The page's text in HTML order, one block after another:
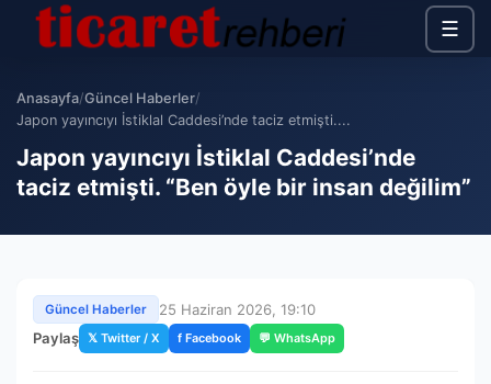
☰
Anasayfa/Güncel Haberler/
Japon yayıncıyı İstiklal Caddesi’nde taciz etmişti....
Japon yayıncıyı İstiklal Caddesi’nde
taciz etmişti. “Ben öyle bir insan değilim”
Güncel Haberler
25 Haziran 2026, 19:10
Paylaş 𝕏 Twitter / X f Facebook 💬 WhatsApp